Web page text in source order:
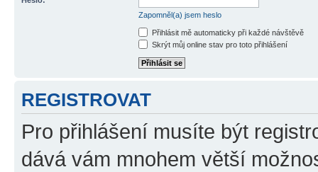
Zapomněl(a) jsem heslo
Přihlásit mě automaticky při každé návštěvě
Skrýt můj online stav pro toto přihlášení
REGISTROVAT
Pro přihlášení musíte být
dává vám mnohem větší